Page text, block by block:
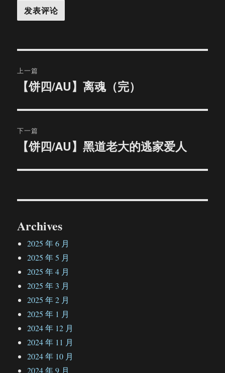
章
航
上一篇
文
章：
【饼四/AU】离魂（完）
下一篇
文
【饼四/AU】黑道老大的逃家爱人
Archives
2025 年 6 月
2025 年 5 月
2025 年 4 月
2025 年 3 月
2025 年 2 月
2025 年 1 月
2024 年 12 月
2024 年 11 月
2024 年 10 月
2024 年 9 月